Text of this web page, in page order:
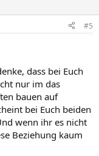
#5
dass bei Euch
nur im das
bauen auf
bei Euch beiden
wenn ihr es nicht
Beziehung kaum